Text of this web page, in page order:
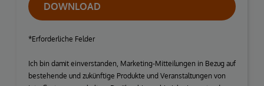
DOWNLOAD
*Erforderliche Felder
Ich bin damit einverstanden, Marketing-Mitteilungen in Bezug auf
bestehende und zukünftige Produkte und Veranstaltungen von